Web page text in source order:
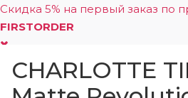
Скидка 5% на первый заказ по
FIRSTORDER
CHARLOTTE